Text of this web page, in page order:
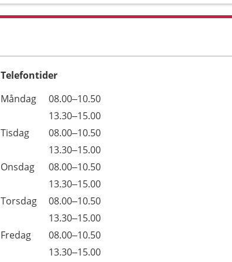
Telefontider
Dag
Öppettider
Kommentarer
Måndag
08.00–10.50
13.30–15.00
Tisdag
08.00–10.50
13.30–15.00
Onsdag
08.00–10.50
13.30–15.00
Torsdag
08.00–10.50
13.30–15.00
Fredag
08.00–10.50
13.30–15.00